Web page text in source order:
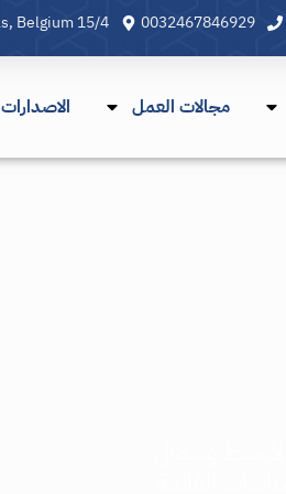
0032​467​846​929
15/4 Rue Alphonse Hottat, Ixelles, 1050, Brussels, Belgium
مجالات العمل الاصدارات